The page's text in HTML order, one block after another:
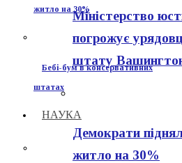
житло на 30%
Бебі-бум в консервативних
штатах
НАУКА
Міністерство
погрожує
штату
Демократи
житло на 30%